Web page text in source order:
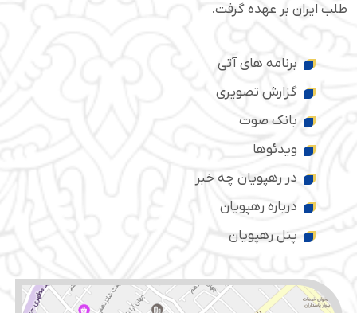
طلب ایران بر عهده گرفت.
برنامه های آتی
گزارش تصویری
بانک صوت
ویدئوها
در رهپویان چه خبر
درباره رهپویان
پنل رهپویان